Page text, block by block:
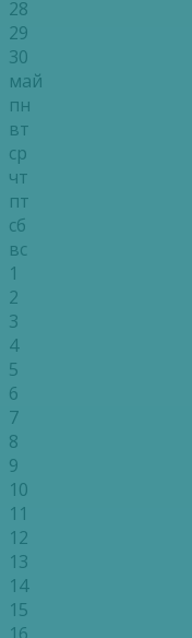
28
29
30
май
пн
вт
ср
чт
пт
сб
вс
1
2
3
4
5
6
7
8
9
10
11
12
13
14
15
16